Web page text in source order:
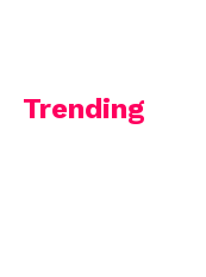
Trending